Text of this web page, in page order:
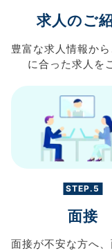
求人のご
豊富な求人情報から
に合った求人を
STEP.5
面接
面接が不安な方へ、